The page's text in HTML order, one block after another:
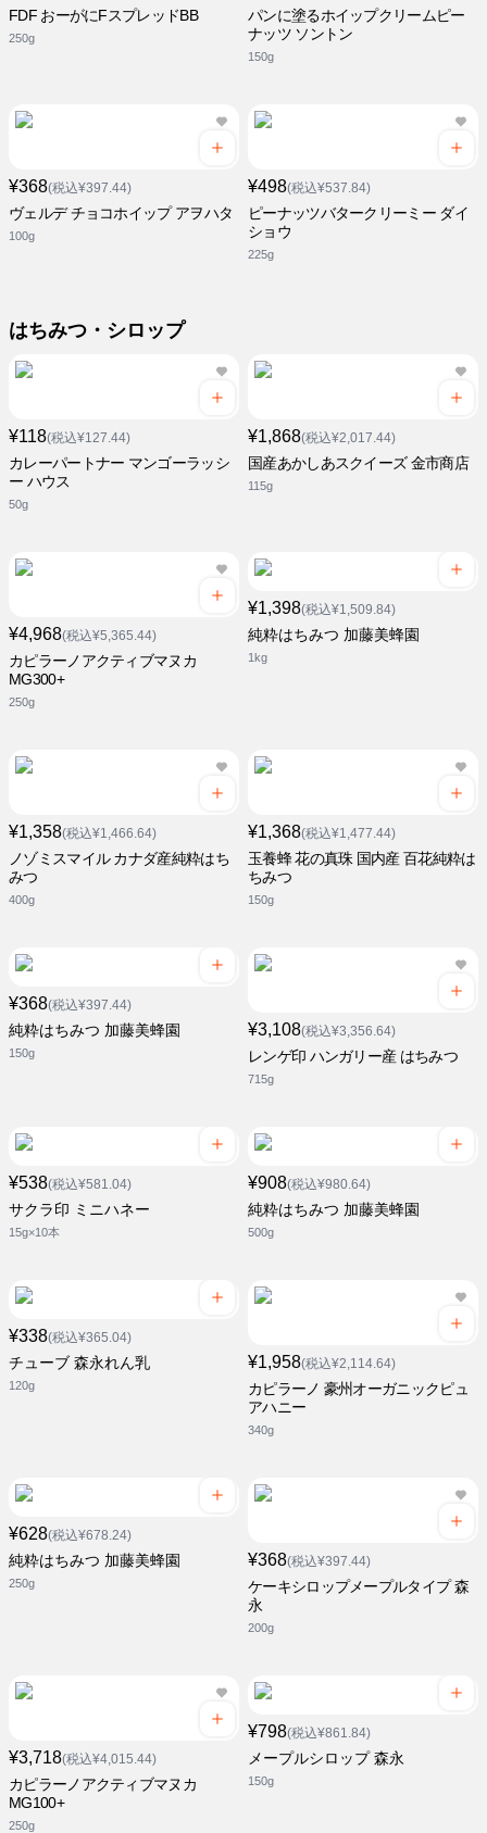
FDF おーがにFスプレッドBB
250g
パンに塗るホイップクリームピー
ナッツ ソントン
150g
¥368(税込¥397.44)
ヴェルデ チョコホイップ アヲハタ
100g
¥498(税込¥537.84)
ピーナッツバタークリーミー ダイ
ショウ
225g
はちみつ・シロップ
¥118(税込¥127.44)
カレーパートナー マンゴーラッシ
ー ハウス
50g
¥1,868(税込¥2,017.44)
国産あかしあスクイーズ 金市商店
115g
¥4,968(税込¥5,365.44)
カピラーノアクティブマヌカ
MG300+
250g
¥1,398(税込¥1,509.84)
純粋はちみつ 加藤美蜂園
1kg
¥1,358(税込¥1,466.64)
ノゾミスマイル カナダ産純粋はち
みつ
400g
¥1,368(税込¥1,477.44)
玉養蜂 花の真珠 国内産 百花純粋は
ちみつ
150g
¥368(税込¥397.44)
純粋はちみつ 加藤美蜂園
150g
¥3,108(税込¥3,356.64)
レンゲ印 ハンガリー産 はちみつ
715g
¥538(税込¥581.04)
サクラ印 ミニハネー
15g×10本
¥908(税込¥980.64)
純粋はちみつ 加藤美蜂園
500g
¥338(税込¥365.04)
チューブ 森永れん乳
120g
¥1,958(税込¥2,114.64)
カピラーノ 豪州オーガニックピュ
アハニー
340g
¥628(税込¥678.24)
純粋はちみつ 加藤美蜂園
250g
¥368(税込¥397.44)
ケーキシロップメープルタイプ 森
永
200g
¥3,718(税込¥4,015.44)
カピラーノアクティブマヌカ
MG100+
250g
¥798(税込¥861.84)
メープルシロップ 森永
150g